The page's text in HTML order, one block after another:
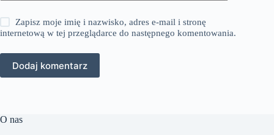
Zapisz moje imię i nazwisko, adres e-mail i stronę
internetową w tej przeglądarce do następnego komentowania.
Dodaj komentarz
O nas